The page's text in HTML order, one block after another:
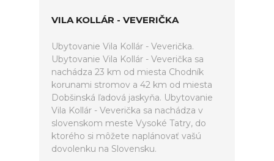
VILA KOLLÁR - VEVERIČKA
Ubytovanie Vila Kollár - Veverička.
Ubytovanie Vila Kollár - Veverička sa
nachádza 23 km od miesta Chodník
korunami stromov a 42 km od miesta
Dobšinská ľadová jaskyňa. Ubytovanie
Vila Kollár - Veverička sa nachádza v
slovenskom meste Vysoké Tatry, do
ktorého si môžete naplánovať vašú
dovolenku na Slovensku.